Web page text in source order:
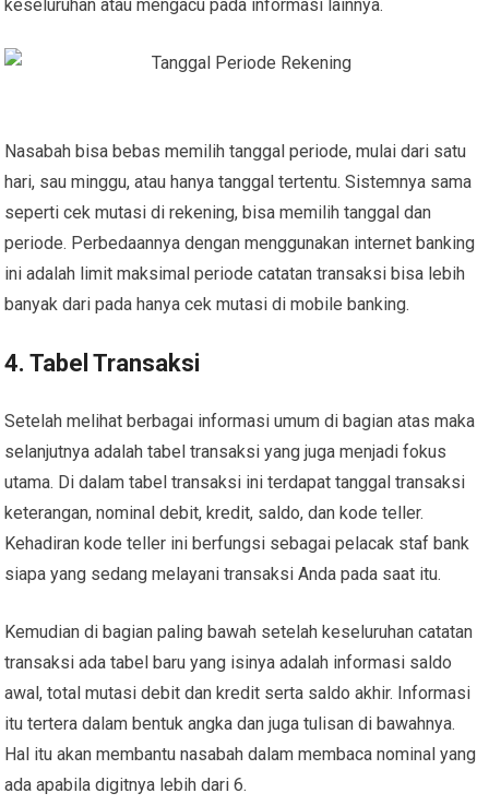
keseluruhan atau mengacu pada informasi lainnya.
Nasabah bisa bebas memilih tanggal periode, mulai dari satu
hari, sau minggu, atau hanya tanggal tertentu. Sistemnya sama
seperti cek mutasi di rekening, bisa memilih tanggal dan
periode. Perbedaannya dengan menggunakan internet banking
ini adalah limit maksimal periode catatan transaksi bisa lebih
banyak dari pada hanya cek mutasi di mobile banking.
4. Tabel Transaksi
Setelah melihat berbagai informasi umum di bagian atas maka
selanjutnya adalah tabel transaksi yang juga menjadi fokus
utama. Di dalam tabel transaksi ini terdapat tanggal transaksi
keterangan, nominal debit, kredit, saldo, dan kode teller.
Kehadiran kode teller ini berfungsi sebagai pelacak staf bank
siapa yang sedang melayani transaksi Anda pada saat itu.
Kemudian di bagian paling bawah setelah keseluruhan catatan
transaksi ada tabel baru yang isinya adalah informasi saldo
awal, total mutasi debit dan kredit serta saldo akhir. Informasi
itu tertera dalam bentuk angka dan juga tulisan di bawahnya.
Hal itu akan membantu nasabah dalam membaca nominal yang
ada apabila digitnya lebih dari 6.